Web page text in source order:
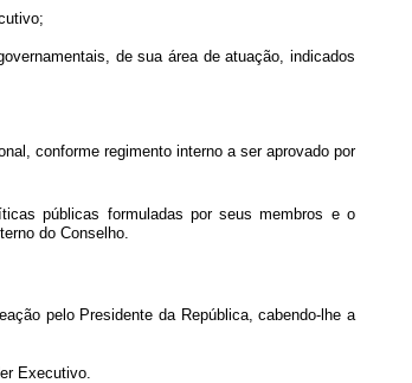
de sua área de atuação, indicados
conforme regimento interno a ser aprovado por
públicas formuladas por seus membros e o
do Conselho.
pelo Presidente da República, cabendo-lhe a
Executivo.